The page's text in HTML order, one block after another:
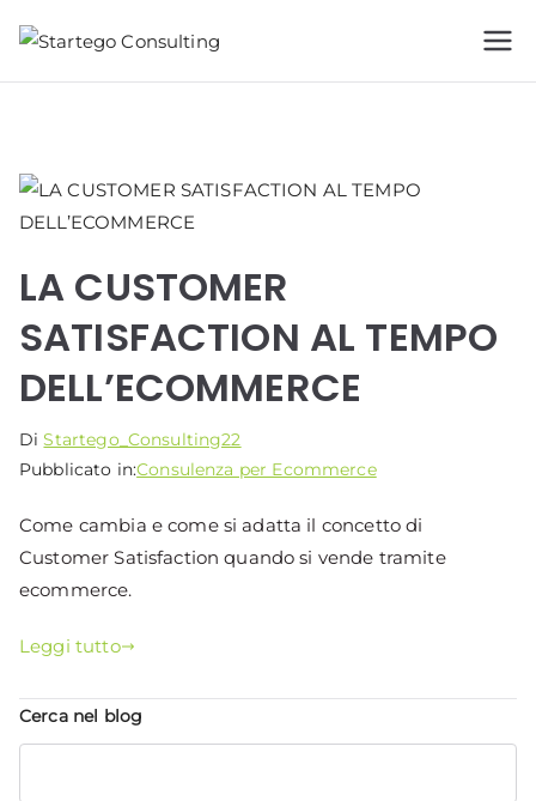
contenuto
Starteg
Consulti
lungo la strada del
LA CUSTOMER
SATISFACTION AL TEMPO
DELL’ECOMMERCE
DiStartego_Consulting22
Pubblicato in:Consulenza per Ecommerce
Come cambia e come si adatta il concetto di
Customer Satisfaction quando si vende tramite
ecommerce.
Leggi tutto
Cerca nel blog